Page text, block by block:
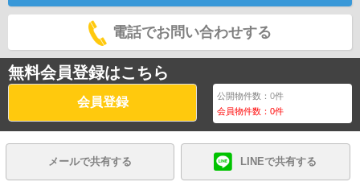
電話でお問い合わせする
無料会員登録はこちら
会員登録 公開物件数：0件
会員物件数：0件
メールで共有する LINEで共有する